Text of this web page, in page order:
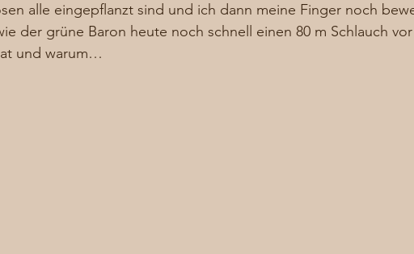
alle eingepflanzt sind und ich dann meine Finger noch
der grüne Baron heute noch schnell einen 80 m Schlauch vor
und warum…